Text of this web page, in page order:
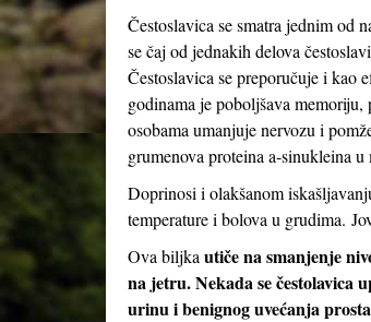
Čestoslavica se smatra jednim od
se čaj od jednakih delova
Čestoslavica se preporučuje i kao
godinama je poboljšava
osobama umanjuje nervozu i
grumenova proteina a-sinukleina
Doprinosi i olakšanom
temperature i bolova u grudima.
Ova biljka utiče na smanjenje
na jetru. Nekada se čestolavica
urinu i benignog uvećanja